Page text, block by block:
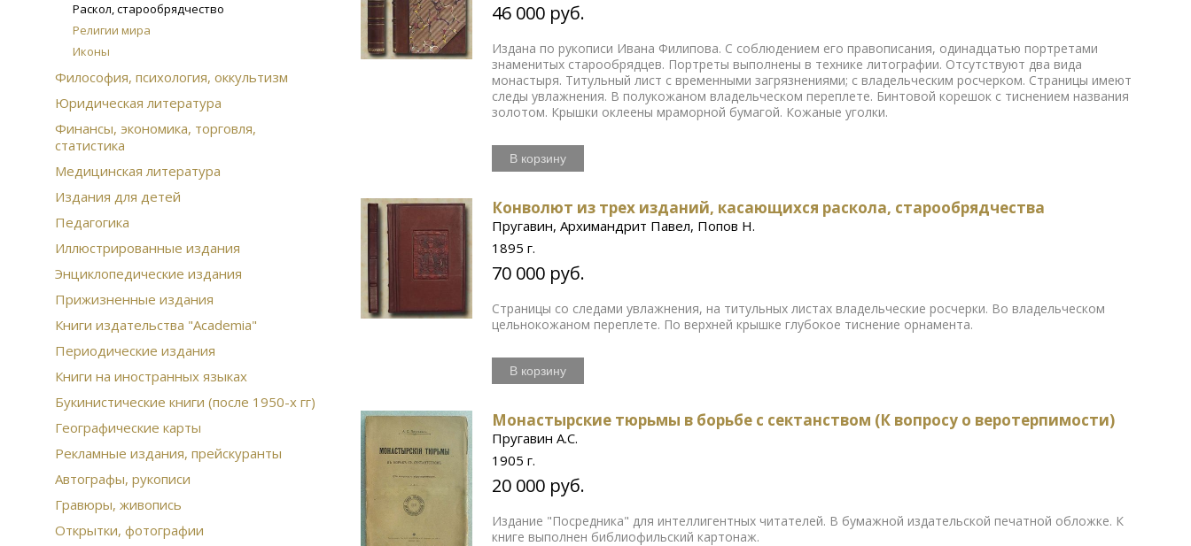
Раскол, старообрядчество
Религии мира
Иконы
Философия, психология, оккультизм
Юридическая литература
Финансы, экономика, торговля,
статистика
Медицинская литература
Издания для детей
Педагогика
Иллюстрированные издания
Энциклопедические издания
Прижизненные издания
Книги издательства "Academia"
Периодические издания
Книги на иностранных языках
Букинистические книги (после 1950-х гг)
Географические карты
Рекламные издания, прейскуранты
Автографы, рукописи
Гравюры, живопись
Открытки, фотографии
46 000 руб.
Издана по рукописи Ивана Филипова. С соблюдением его правописания, одинадцатью портретами
знаменитых старообрядцев. Портреты выполнены в технике литографии. Отсутствуют два вида
монастыря. Титульный лист с временными загрязнениями; с владельческим росчерком. Страницы имеют
следы увлажнения. В полукожаном владельческом переплете. Бинтовой корешок с тиснением названия
золотом. Крышки оклеены мраморной бумагой. Кожаные уголки.
В корзину
Конволют из трех изданий, касающихся раскола, старообрядчества
Пругавин, Архимандрит Павел, Попов Н.
1895 г.
70 000 руб.
Страницы со следами увлажнения, на титульных листах владельческие росчерки. Во владельческом
цельнокожаном переплете. По верхней крышке глубокое тиснение орнамента.
В корзину
Монастырские тюрьмы в борьбе с сектанством (К вопросу о веротерпимости)
Пругавин А.С.
1905 г.
20 000 руб.
Издание "Посредника" для интеллигентных читателей. В бумажной издательской печатной обложке. К
книге выполнен библиофильский картонаж.